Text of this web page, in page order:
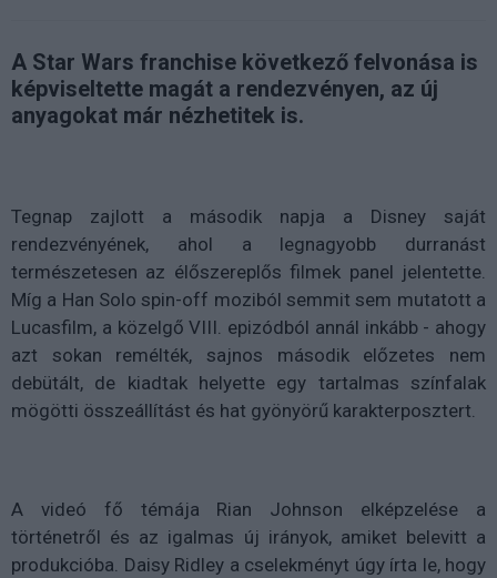
A Star Wars franchise következő felvonása is
képviseltette magát a rendezvényen, az új
anyagokat már nézhetitek is.
Tegnap zajlott a második napja a Disney saját
rendezvényének, ahol a legnagyobb durranást
természetesen az élőszereplős filmek panel jelentette.
Míg a Han Solo spin-off moziból semmit sem mutatott a
Lucasfilm, a közelgő VIII. epizódból annál inkább - ahogy
azt sokan remélték, sajnos második előzetes nem
debütált, de kiadtak helyette egy tartalmas színfalak
mögötti összeállítást és hat gyönyörű karakterposztert.
A videó fő témája Rian Johnson elképzelése a
történetről és az igalmas új irányok, amiket belevitt a
produkcióba. Daisy Ridley a cselekményt úgy írta le, hogy